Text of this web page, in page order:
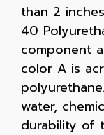
than 2
40
component
color A is
water,
durability of